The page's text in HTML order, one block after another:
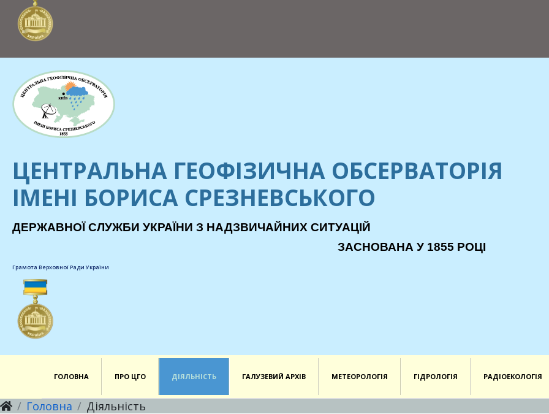
ЦЕНТРАЛЬНА ГЕОФІЗИЧНА ОБСЕРВАТОРІЯ
ІМЕНІ БОРИСА СРЕЗНЕВСЬКОГО
ДЕРЖАВНОЇ СЛУЖБИ УКРАЇНИ З НАДЗВИЧАЙНИХ СИТУАЦІЙ
ЗАСНОВАНА У 1855 РОЦІ
Грамота Верховної Ради України
ГОЛОВНА ПРО ЦГО ДІЯЛЬНІСТЬ ГАЛУЗЕВИЙ АРХІВ МЕТЕОРОЛОГІЯ ГІДРОЛОГІЯ РАДІОЕКОЛОГІЯ
Головна
Діяльність